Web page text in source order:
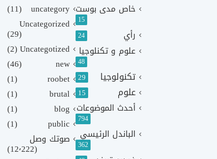
خاص مدى بوست
15
رأي 24
علوم و تكنلوجيا
48
تكنولوجيا 29
علوم 15
أحدث الموضوعات
794
الباندل الرئيسي
362
uncategory
(11)
Uncategorized
(29)
Uncategotized
(2)
new
(46)
roobet
(1)
brutal
(1)
blog
(1)
public
(1)
صوتك وصل
(12٬222)